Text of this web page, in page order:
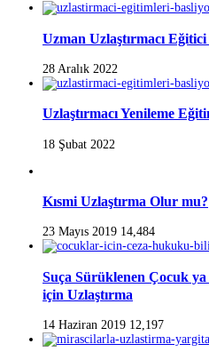
Uzman Uzlaştırmacı
28 Aralık 2022
Uzlaştırmacı Yenileme
18 Şubat 2022
Kısmi Uzlaştırma Olur mu?
23 Mayıs 2019 14,484
Suça Sürüklenen Çocuk
için Uzlaştırma
14 Haziran 2019 12,197